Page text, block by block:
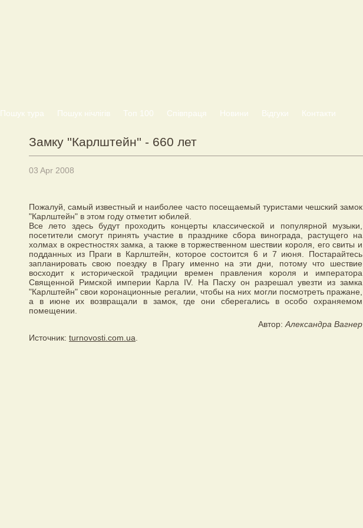
Пошук тура Пошук нічлігів Топ 100 Співпраця Новини Відгуки Контакти
Замку ''Карлштейн'' - 660 лет
03 Apr 2008
Пожалуй, самый известный и наиболее часто посещаемый туристами чешский замок
"Карлштейн" в этом году отметит юбилей.
Все лето здесь будут проходить концерты классической и популярной музыки,
посетители смогут принять участие в празднике сбора винограда, растущего на
холмах в окрестностях замка, а также в торжественном шествии короля, его свиты и
подданных из Праги в Карлштейн, которое состоится 6 и 7 июня. Постарайтесь
запланировать свою поездку в Прагу именно на эти дни, потому что шествие
восходит к исторической традиции времен правления короля и императора
Священной Римской империи Карла IV. На Пасху он разрешал увезти из замка
"Карлштейн" свои коронационные регалии, чтобы на них могли посмотреть пражане,
а в июне их возвращали в замок, где они сберегались в особо охраняемом
помещении.
Автор: Александра Вагнер
Источник: turnovosti.com.ua